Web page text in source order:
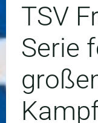
TSV
Serie